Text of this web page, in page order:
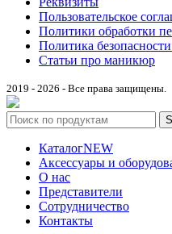
Пользовательское
Политики обработки
Политика
Статьи про маникюр
2019 - 2026 - Все права защищены.
КаталогNEW
Аксессуары и
О нас
Представители
Сотрудничество
Контакты